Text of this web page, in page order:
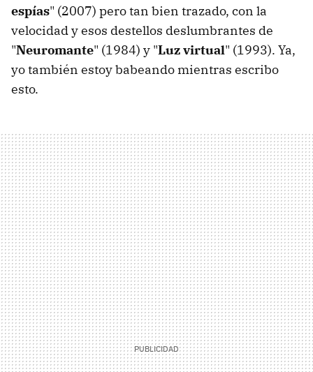
espías" (2007) pero tan bien trazado, con la
velocidad y esos destellos deslumbrantes de
"Neuromante" (1984) y "Luz virtual" (1993). Ya,
yo también estoy babeando mientras escribo
esto.